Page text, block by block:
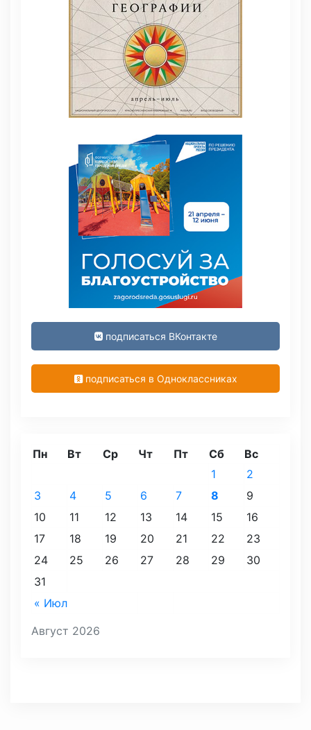
подписаться ВКонтакте
подписаться в Одноклассниках
Август 2026
Пн Вт Ср Чт Пт Сб Вс
« Июл
1
2
3
4 5 6 7 8
9
10
11 12 13 14 15
16
17
18 19 20 21 22
23
24
25 26 27 28 29
30
31